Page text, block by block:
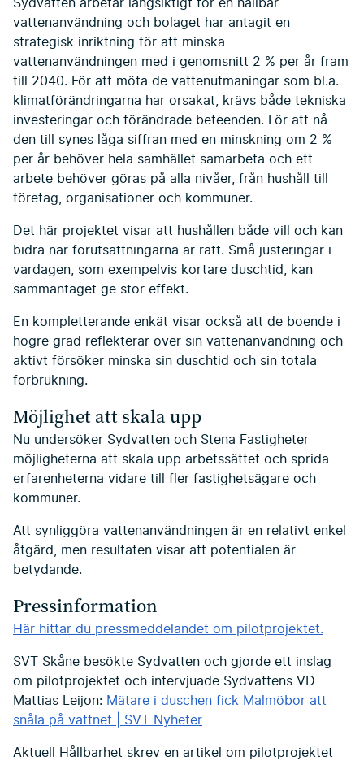
Sydvatten arbetar långsiktigt för en hållbar
vattenanvändning och bolaget har antagit en
strategisk inriktning för att minska
vattenanvändningen med i genomsnitt 2 % per år fram
till 2040. För att möta de vattenutmaningar som bl.a.
klimatförändringarna har orsakat, krävs både tekniska
investeringar och förändrade beteenden. För att nå
den till synes låga siffran med en minskning om 2 %
per år behöver hela samhället samarbeta och ett
arbete behöver göras på alla nivåer, från hushåll till
företag, organisationer och kommuner.
Det här projektet visar att hushållen både vill och kan
bidra när förutsättningarna är rätt. Små justeringar i
vardagen, som exempelvis kortare duschtid, kan
sammantaget ge stor effekt.
En kompletterande enkät visar också att de boende i
högre grad reflekterar över sin vattenanvändning och
aktivt försöker minska sin duschtid och sin totala
förbrukning.
Möjlighet att skala upp
Nu undersöker Sydvatten och Stena Fastigheter
möjligheterna att skala upp arbetssättet och sprida
erfarenheterna vidare till fler fastighetsägare och
kommuner.
Att synliggöra vattenanvändningen är en relativt enkel
åtgärd, men resultaten visar att potentialen är
betydande.
Pressinformation
Här hittar du pressmeddelandet om pilotprojektet.
SVT Skåne besökte Sydvatten och gjorde ett inslag
om pilotprojektet och intervjuade Sydvattens VD
Mattias Leijon: Mätare i duschen fick Malmöbor att
snåla på vattnet | SVT Nyheter
Aktuell Hållbarhet skrev en artikel om pilotprojektet